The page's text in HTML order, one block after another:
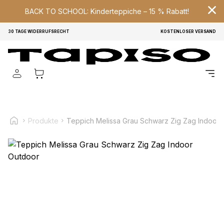
BACK TO SCHOOL: Kinderteppiche – 15 % Rabatt!
30 TAGE WIDERRUFSRECHT KOSTENLOSER VERSAND
Produkte Teppich Melissa Grau Schwarz Zig Zag Indoor
personalisieren, um Funktionen für soziale Medien anbieten
zu können und um unseren Traffic zu analysieren.
Außerdem geben wir Informationen über Ihre Verwendung
unserer Website an unsere Partner für soziale Medien,
Nutzung der Dienste gesammelt haben.
Notwendig